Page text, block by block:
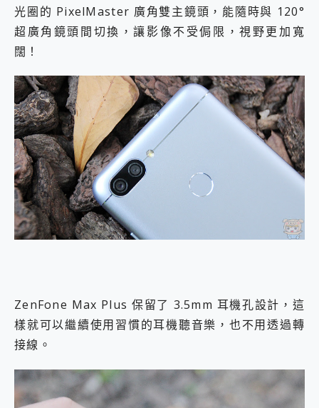
光圈的 PixelMaster 廣角雙主鏡頭，能隨時與 120°
超廣角鏡頭間切換，讓影像不受侷限，視野更加寬
闊！
ZenFone Max Plus 保留了 3.5mm 耳機孔設計，這
樣就可以繼續使用習慣的耳機聽音樂，也不用透過轉
接線。